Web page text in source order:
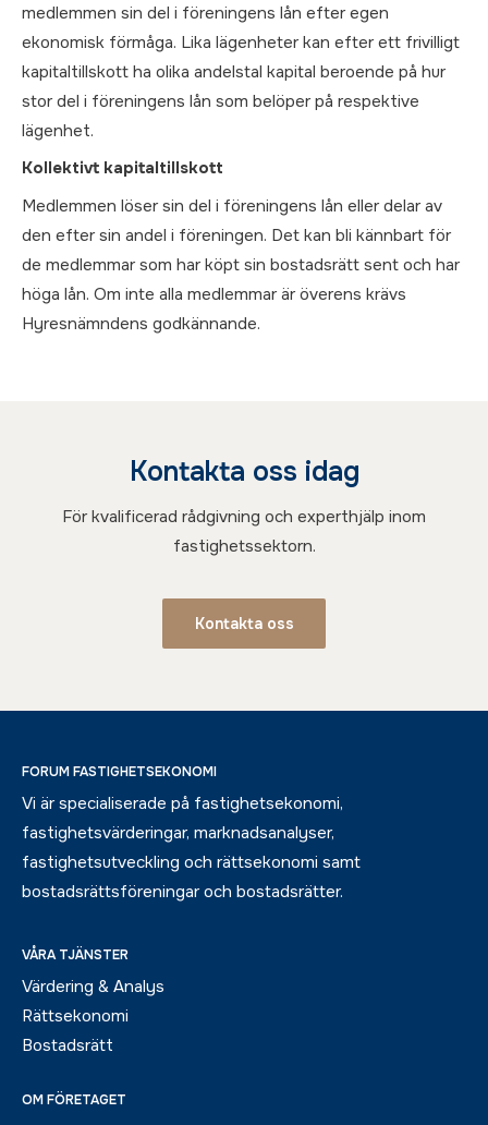
medlemmen sin del i föreningens lån efter egen
ekonomisk förmåga. Lika lägenheter kan efter ett frivilligt
kapitaltillskott ha olika andelstal kapital beroende på hur
stor del i föreningens lån som belöper på respektive
lägenhet.
Kollektivt kapitaltillskott
Medlemmen löser sin del i föreningens lån eller delar av
den efter sin andel i föreningen. Det kan bli kännbart för
de medlemmar som har köpt sin bostadsrätt sent och har
höga lån. Om inte alla medlemmar är överens krävs
Hyresnämndens godkännande.
Kontakta oss idag
För kvalificerad rådgivning och experthjälp inom
fastighetssektorn.
Kontakta oss
FORUM FASTIGHETSEKONOMI
Vi är specialiserade på fastighetsekonomi,
fastighetsvärderingar, marknadsanalyser,
fastighetsutveckling och rättsekonomi samt
bostadsrättsföreningar och bostadsrätter.
VÅRA TJÄNSTER
Värdering & Analys
Rättsekonomi
Bostadsrätt
OM FÖRETAGET